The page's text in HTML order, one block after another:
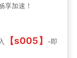
享加速！
【s005】
-即